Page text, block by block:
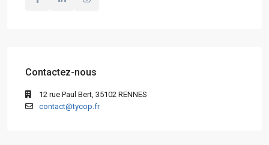
Contactez-nous
12 rue Paul Bert, 35102 RENNES
contact@tycop.fr